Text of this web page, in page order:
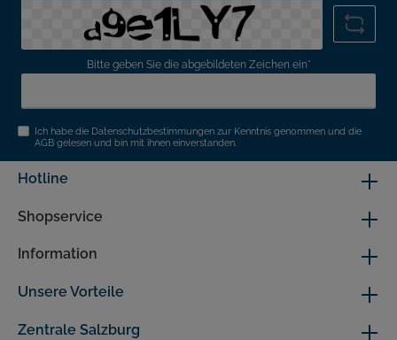
Bitte geben Sie die abgebildeten Zeichen ein*
Ich habe die Datenschutzbestimmungen zur Kenntnis genommen und die
AGB gelesen und bin mit ihnen einverstanden.
Hotline
Shopservice
Information
Unsere Vorteile
Zentrale Salzburg